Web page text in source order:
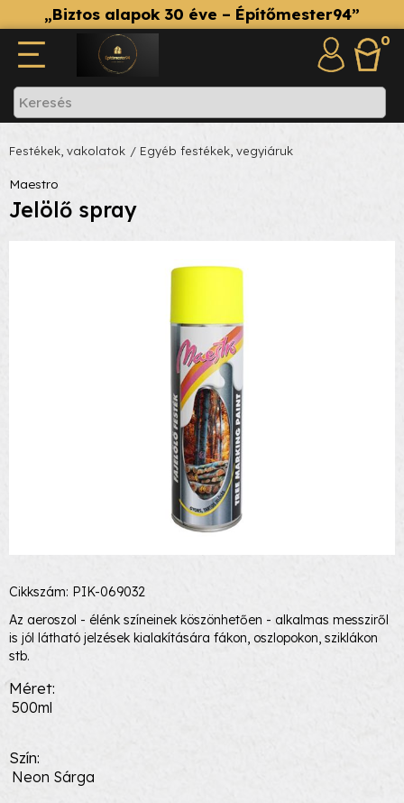
„Biztos alapok 30 éve – Építőmester94”
0
Festékek, vakolatok / Egyéb festékek, vegyiáruk
Maestro
Jelölő spray
Cikkszám: PIK-069032
Az aeroszol - élénk színeinek köszönhetően - alkalmas messziről
is jól látható jelzések kialakítására fákon, oszlopokon, sziklákon
stb.
Méret
500ml
Szín
Neon Sárga